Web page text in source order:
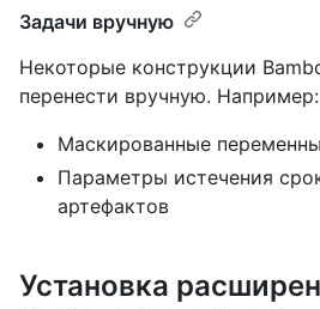
Задачи вручную
Некоторые конструкции
перенести вручную. Например:
Маскированные
Параметры истечения
артефактов
Установка